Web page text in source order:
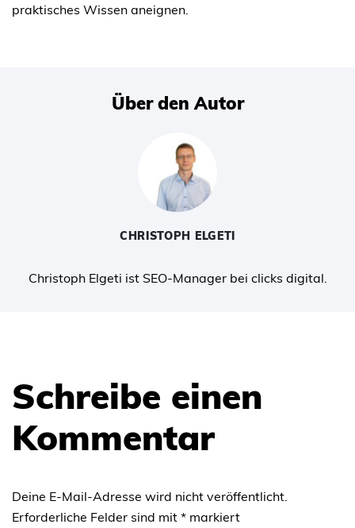
praktisches Wissen aneignen.
Über den Autor
CHRISTOPH ELGETI
Christoph Elgeti ist SEO-Manager bei clicks digital.
Schreibe einen
Kommentar
Deine E-Mail-Adresse wird nicht veröffentlicht.
Erforderliche Felder sind mit * markiert